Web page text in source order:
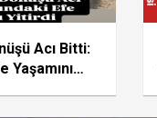
Acı Bitti:
Yaşamını